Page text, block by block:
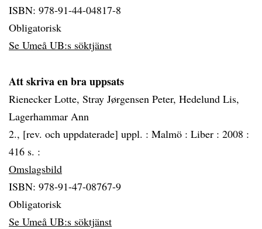
ISBN: 978-91-44-04817-8
Obligatorisk
Se Umeå UB:s söktjänst
Att skriva en bra uppsats
Rienecker Lotte, Stray Jørgensen Peter, Hedelund Lis,
Lagerhammar Ann
2., [rev. och uppdaterade] uppl. : Malmö : Liber : 2008 :
416 s. :
Omslagsbild
ISBN: 978-91-47-08767-9
Obligatorisk
Se Umeå UB:s söktjänst